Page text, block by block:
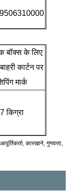
9506310000
बॉक्स के लिए
कार्टन पर
मार्क
7 किग्रा
कारखाने, गुणवत्ता,